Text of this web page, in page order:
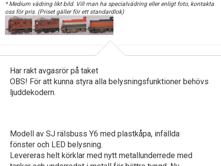
* Medium vädring likt bild. Vill man ha specialvädring eller enligt foto, kontakta
oss för pris. (Priset gäller för ett standardlok)
Har rakt avgasrör på taket
OBS! För att kunna styra alla belysningsfunktioner behövs
ljuddekodern.
Modell av SJ rälsbuss Y6 med plastkåpa, infällda
fönster och LED belysning.
Levereras helt körklar med nytt metallunderrede med